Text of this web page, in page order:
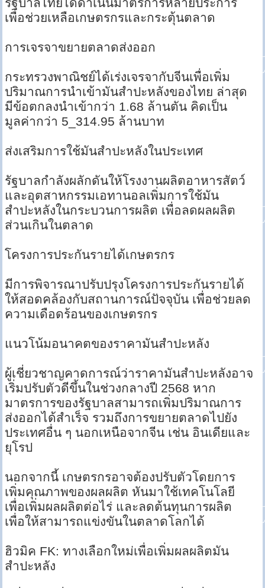
รัฐบาลไทยได้ดำเนินมาตรการหลายประการ
เพื่อช่วยเหลือเกษตรกรและกระตุ้นตลาด
การเจรจาขยายตลาดส่งออก
กระทรวงพาณิชย์ได้เร่งเจรจากับจีนเพื่อเพิ่ม
ปริมาณการนำเข้ามันสำปะหลังของไทย ล่าสุด
มีข้อตกลงนำเข้ากว่า 1.68 ล้านตัน คิดเป็น
มูลค่ากว่า 5_314.95 ล้านบาท
ส่งเสริมการใช้มันสำปะหลังในประเทศ
รัฐบาลกำลังผลักดันให้โรงงานผลิตอาหารสัตว์
และอุตสาหกรรมเอทานอลเพิ่มการใช้มัน
สำปะหลังในกระบวนการผลิต เพื่อลดผลผลิต
ส่วนเกินในตลาด
โครงการประกันรายได้เกษตรกร
มีการพิจารณาปรับปรุงโครงการประกันรายได้
ให้สอดคล้องกับสถานการณ์ปัจจุบัน เพื่อช่วยลด
ความเดือดร้อนของเกษตรกร
แนวโน้มอนาคตของราคามันสำปะหลัง
ผู้เชี่ยวชาญคาดการณ์ว่าราคามันสำปะหลังอาจ
เริ่มปรับตัวดีขึ้นในช่วงกลางปี 2568 หาก
มาตรการของรัฐบาลสามารถเพิ่มปริมาณการ
ส่งออกได้สำเร็จ รวมถึงการขยายตลาดไปยัง
ประเทศอื่น ๆ นอกเหนือจากจีน เช่น อินเดียและ
ยุโรป
นอกจากนี้ เกษตรกรอาจต้องปรับตัวโดยการ
เพิ่มคุณภาพของผลผลิต หันมาใช้เทคโนโลยี
เพื่อเพิ่มผลผลิตต่อไร่ และลดต้นทุนการผลิต
เพื่อให้สามารถแข่งขันในตลาดโลกได้
ฮิวมิค FK: ทางเลือกใหม่เพื่อเพิ่มผลผลิตมัน
สำปะหลัง